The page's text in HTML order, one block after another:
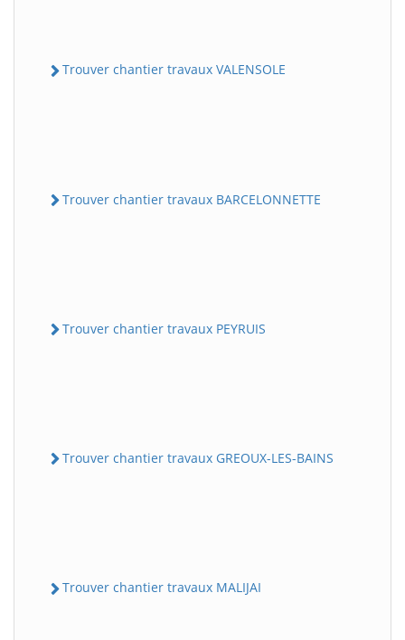
Trouver chantier travaux VALENSOLE
Trouver chantier travaux BARCELONNETTE
Trouver chantier travaux PEYRUIS
Trouver chantier travaux GREOUX-LES-BAINS
Trouver chantier travaux MALIJAI